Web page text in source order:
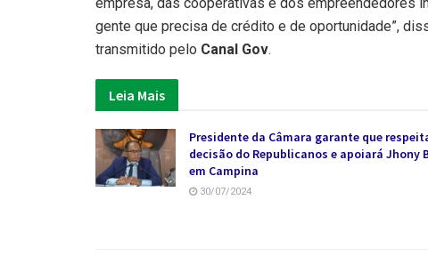
gente que precisa de crédito e de oportunidade”,
transmitido pelo Canal Gov.
Leia Mais
Presidente da Câmara garante que
decisão do Republicanos e apoiará Jhony
em Campina
30/07/2024